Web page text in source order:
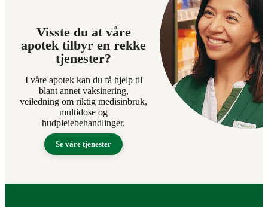
Visste du at våre
apotek tilbyr en rekke
tjenester?
I våre apotek kan du få hjelp til
blant annet vaksinering,
veiledning om riktig medisinbruk,
multidose og
hudpleiebehandlinger.
Se våre tjenester